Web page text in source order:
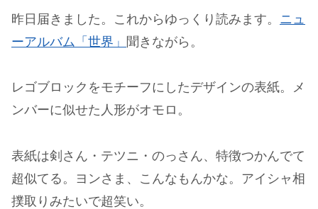
昨日届きました。これからゆっくり読みます。 ニュ
ーアルバム「世界」 聞きながら。
レゴブロックをモチーフにしたデザインの表紙。メ
ンバーに似せた人形がオモロ。
表紙は剣さん・テツニ・のっさん、特徴つかんでて
超似てる。ヨンさま、こんなもんかな。アイシャ相
撲取りみたいで超笑い。